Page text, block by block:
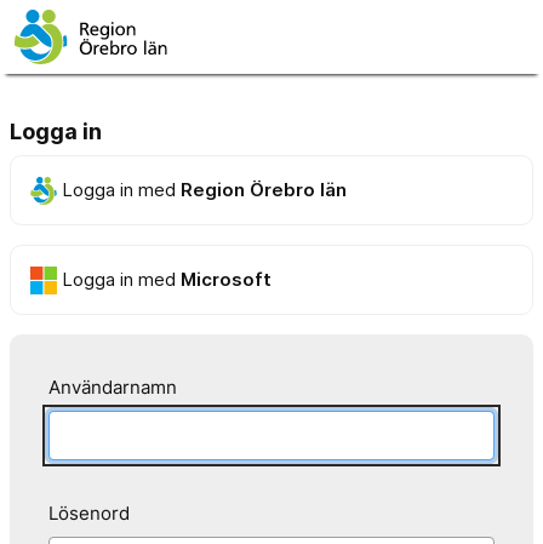
Logga in
Logga in med Region Örebro län
Logga in med Microsoft
Användarnamn
Lösenord